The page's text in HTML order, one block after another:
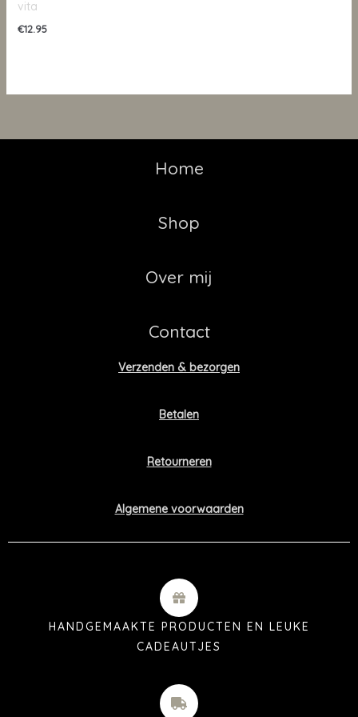
vita
€12.95
Home
Shop
Over mij
Contact
Verzenden & bezorgen
Betalen
Retourneren
Algemene voorwaarden
HANDGEMAAKTE PRODUCTEN EN LEUKE
CADEAUTJES